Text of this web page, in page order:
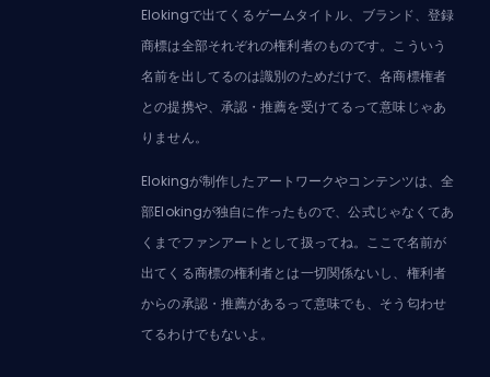
Elokingで出てくるゲームタイトル、ブランド、登録
商標は全部それぞれの権利者のものです。こういう
名前を出してるのは識別のためだけで、各商標権者
との提携や、承認・推薦を受けてるって意味じゃあ
りません。
Elokingが制作したアートワークやコンテンツは、全
部Elokingが独自に作ったもので、公式じゃなくてあ
くまでファンアートとして扱ってね。ここで名前が
出てくる商標の権利者とは一切関係ないし、権利者
からの承認・推薦があるって意味でも、そう匂わせ
てるわけでもないよ。